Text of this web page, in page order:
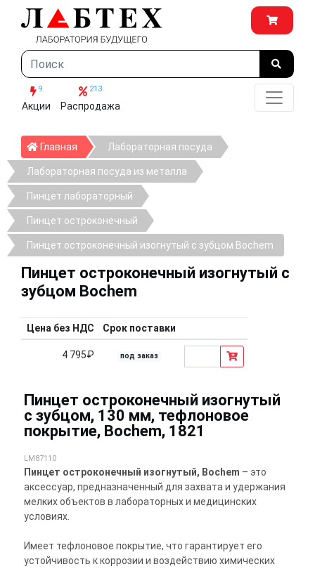
9
Акции
213
Распродажа
Главная ГлавнаяЛабораторная посуда
Лабораторная посуда из металла
Пинцет лабораторный
Пинцет остроконечный
Пинцет остроконечный изогнутый с зубцом Bochem
Пинцет остроконечный изогнутый с
зубцом Bochem
Цена без НДС Срок поставки
4 795₽ под заказ
Пинцет остроконечный изогнутый
с зубцом, 130 мм, тефлоновое
покрытие, Bochem, 1821
LM87110
Пинцет остроконечный изогнутый, Bochem – это
аксессуар, предназначенный для захвата и удержания
мелких объектов в лабораторных и медицинских
условиях.
Имеет тефлоновое покрытие, что гарантирует его
устойчивость к коррозии и воздействию химических